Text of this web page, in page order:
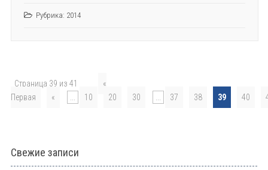
Рубрика: 2014
Страница 39 из 41
«
Первая
« 10 20 30 37 38 39 40
Свежие записи